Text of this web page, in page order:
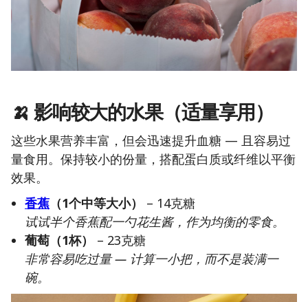
🍌 影响较大的水果（适量享用）
这些水果营养丰富，但会迅速提升血糖 — 且容易过
量食用。保持较小的份量，搭配蛋白质或纤维以平衡
效果。
香蕉 （1个中等大小）
– 14克糖
试试半个香蕉配一勺花生酱，作为均衡的零食。
葡萄（1杯）
– 23克糖
非常容易吃过量 — 计算一小把，而不是装满一
碗。